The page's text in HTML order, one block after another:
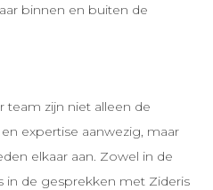
binnen en buiten de
zijn niet alleen de
expertise aanwezig, maar
elkaar aan. Zowel in de
in de gesprekken met Zideris